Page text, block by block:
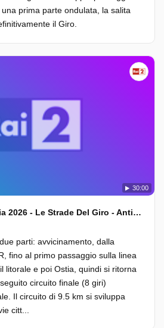
prima parte ondulata, la salita
il Giro.
30:00
Ciclismo: Giro D'italia 2026 - Le Strade Del Giro - Anticipazioni 21A Tappa
parti: avvicinamento, dalla
fino al primo passaggio sulla linea
litorale e poi Ostia, quindi si ritorna
circuito finale (8 giri)
Il circuito di 9.5 km si sviluppa
citt...